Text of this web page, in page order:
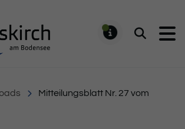
Suchen
Mitteilungsblatt Nr. 27 vom